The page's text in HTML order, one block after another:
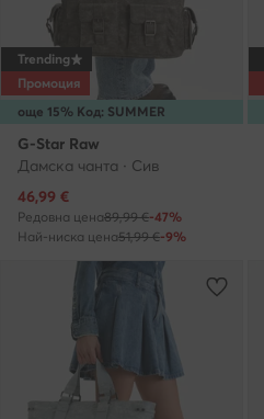
още 15% Код: SUMMER
Trending
Промоция
G-Star Raw
Дамска чанта · Сив
Актуална цена
46,99 €
Редовна цена89,99 €-47%
Най-ниска цена51,99 €-9%